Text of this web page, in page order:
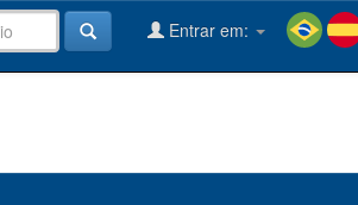
Entrar em: